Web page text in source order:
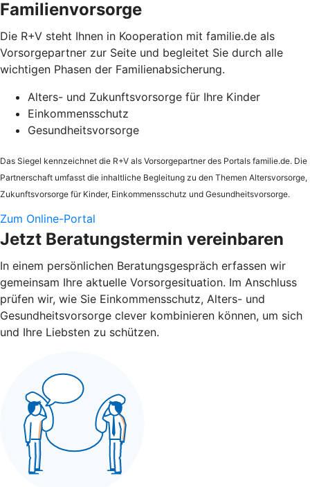
Familienvorsorge
Die R+V steht Ihnen in Kooperation mit familie.de als
Vorsorgepartner zur Seite und begleitet Sie durch alle
wichtigen Phasen der Familienabsicherung.
Alters- und Zukunftsvorsorge für Ihre Kinder
Einkommensschutz
Gesundheitsvorsorge
Das Siegel kennzeichnet die R+V als Vorsorgepartner des Portals familie.de. Die
Partnerschaft umfasst die inhaltliche Begleitung zu den Themen Altersvorsorge,
Zukunftsvorsorge für Kinder, Einkommensschutz und Gesundheitsvorsorge.
Zum Online-Portal
Jetzt Beratungstermin vereinbaren
In einem persönlichen Beratungsgespräch erfassen wir
gemeinsam Ihre aktuelle Vorsorgesituation. Im Anschluss
prüfen wir, wie Sie Einkommensschutz, Alters- und
Gesundheitsvorsorge clever kombinieren können, um sich
und Ihre Liebsten zu schützen.